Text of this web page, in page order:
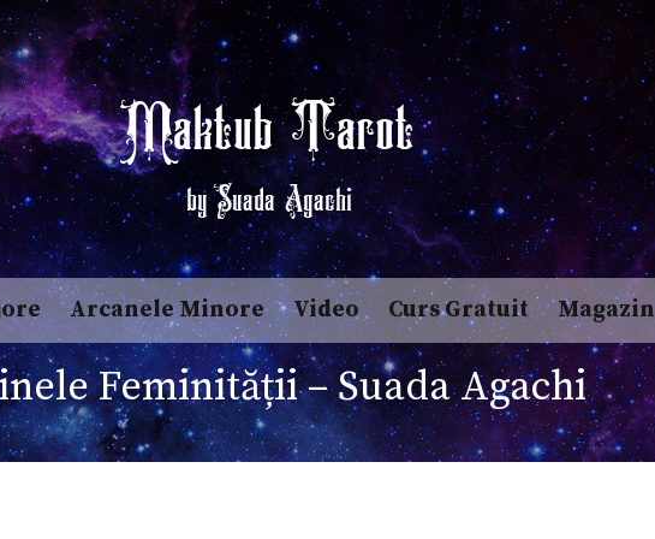
Maktub Tarot
by Suada Agachi
Arcanele Minore Video Curs Gratuit Magazin
Feminității – Suada Agachi